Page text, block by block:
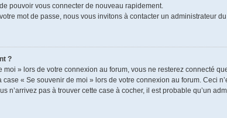
pouvoir vous connecter de nouveau rapidement.
mot de passe, nous vous invitons à contacter un administrateur
?
» lors de votre connexion au forum, vous ne resterez connecté
« Se souvenir de moi » lors de votre connexion au forum. Ceci
n’arrivez pas à trouver cette case à cocher, il est probable qu’un